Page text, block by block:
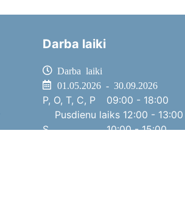
Darba laiki
Darba laiki
01.05.2026 - 30.09.2026
P, O, T, C, P
09:00 - 18:00
Pusdienu laiks 12:00 - 13:00
S
10:00 - 15:00